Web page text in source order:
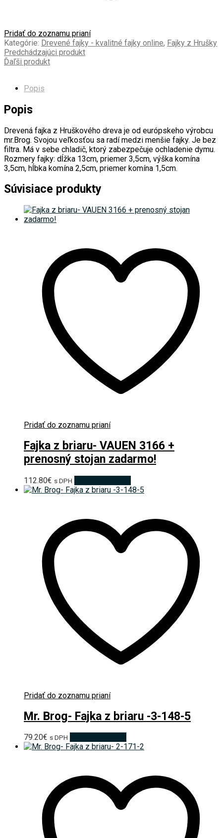
Pridať do zoznamu prianí
Kategórie: Drevené fajky - kvalitné fajky online, Fajky z Hrušky
Predchádzajúci produkt
Ďaľši produkt
Popis
Popis
Drevená fajka z Hruškového dreva je od európskeho výrobcu
mr.Brog. Svojou veľkosťou sa radí medzi menšie fajky. Je bez
filtra. Má v sebe chladič, ktorý zabezpečuje ochladenie dymu.
Rozmery fajky: dĺžka 13cm, priemer 3,5cm, výška komína
3,5cm, hĺbka komína 2,5cm, priemer komína 1,5cm.
Súvisiace produkty
Pridať do zoznamu prianí
Fajka z briaru- VAUEN 3166 +
prenosný stojan zadarmo!
112.80€ s DPH
Pridať do zoznamu prianí
Mr. Brog- Fajka z briaru -3-148-5
79.20€ s DPH